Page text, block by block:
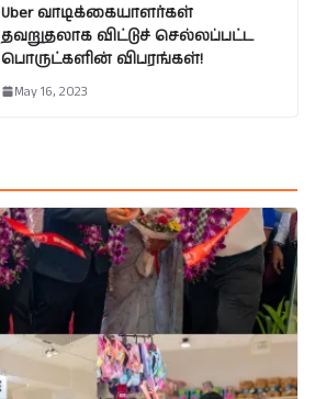
Uber வாடிக்கையாளர்கள்
தவறுதலாக விட்டுச் செல்லப்பட்ட
பொருட்களின் விபரங்கள்!
May 16, 2023